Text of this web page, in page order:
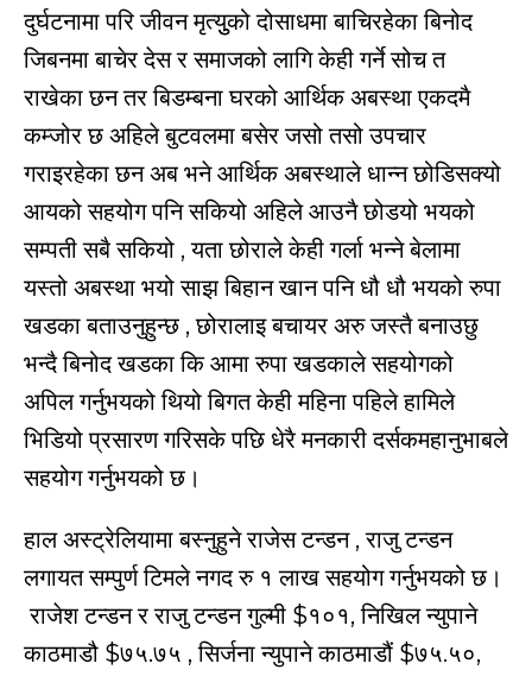
दुर्घटनामा परि जीवन मृत्युुको दोसाधमा बाचिरहेका बिनोद
जिबनमा बाचेर देस र समाजको लागि केही गर्ने सोच त
राखेका छन तर बिडम्बना घरको आर्थिक अबस्था एकदमै
कम्जोर छ अहिले बुटवलमा बसेर जसो तसो उपचार
गराइरहेका छन अब भने आर्थिक अबस्थाले धान्न छोडिसक्यो
आयको सहयोग पनि सकियो अहिले आउनै छोडयो भयको
सम्पती सबै सकियो , यता छोराले केही गर्ला भन्ने बेलामा
यस्तो अबस्था भयो साझ बिहान खान पनि धौ धौ भयको रुपा
खडका बताउनुहुन्छ , छोरालाइ बचायर अरु जस्तै बनाउछु
भन्दै बिनोद खडका कि आमा रुपा खडकाले सहयोगको
अपिल गर्नुभयको थियो बिगत केही महिना पहिले हामिले
भिडियो प्रसारण गरिसके पछि धेरै मनकारी दर्सकमहानुभाबले
सहयोग गर्नुभयको छ।
हाल अस्ट्रेलियामा बस्नुहुने राजेस टन्डन , राजु टन्डन
लगायत सम्पुर्ण टिमले नगद रु १ लाख सहयोग गर्नुभयको छ।
राजेश टन्डन र राजु टन्डन गुल्मी $१०१, निखिल न्युपाने
काठमाडौ $७५.७५ , सिर्जना न्युपाने काठमाडौं $७५.५०,